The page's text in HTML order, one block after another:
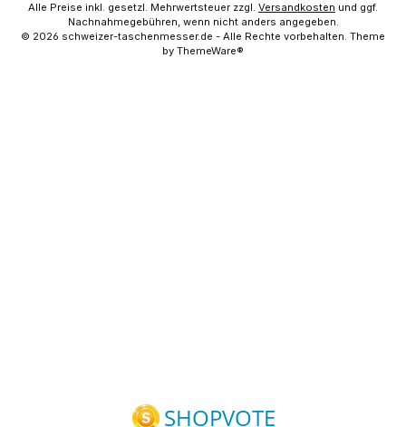
Alle Preise inkl. gesetzl. Mehrwertsteuer zzgl. Versandkosten und ggf.
Nachnahmegebühren, wenn nicht anders angegeben.
© 2026 schweizer-taschenmesser.de - Alle Rechte vorbehalten. Theme
by ThemeWare®